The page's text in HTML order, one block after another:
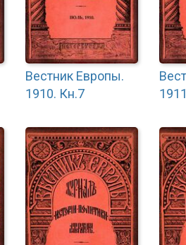
Вестник Европы.
1910. Кн.7